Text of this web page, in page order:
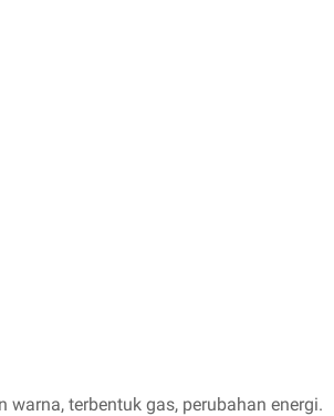
terbentuk gas, perubahan energi.